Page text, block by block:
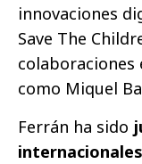
innovaciones
Save The
colaboraciones
como Miquel
Ferrán ha sido
internacionales